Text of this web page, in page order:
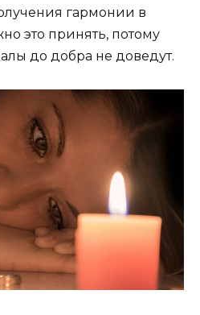
гармонии в
это принять, потому
до добра не доведут.